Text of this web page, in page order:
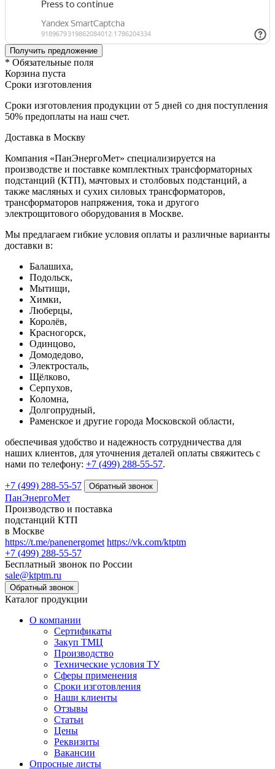
* Обязательные поля
Корзина пуста
Сроки изготовления
Сроки изготовления продукции от 5 дней со дня поступления
50% предоплаты на наш счет.
Доставка в Москву
Компания «ПанЭнергоМет» специализируется на
производстве и поставке комплектных трансформаторных
подстанций (КТП), мачтовых и столбовых подстанций, а
также масляных и сухих силовых трансформаторов,
трансформаторов напряжения, тока и другого
электрощитового оборудования в Москве.
Мы предлагаем гибкие условия оплаты и различные варианты
доставки в:
Балашиха,
Подольск,
Мытищи,
Химки,
Люберцы,
Королёв,
Красногорск,
Одинцово,
Домодедово,
Электросталь,
Щёлково,
Серпухов,
Коломна,
Долгопрудный,
Раменское и другие города Московской области,
обеспечивая удобство и надежность сотрудничества для
наших клиентов, для уточнения деталей оплаты свяжитесь с
нами по телефону: +7 (499) 288-55-57.
+7 (499) 288-55-57
ПанЭнергоМет
Производство и поставка
подстанций КТП
в Москве
https://t.me/panenergomet https://vk.com/ktptm
+7 (499) 288-55-57
Бесплатный звонок по России
sale@ktptm.ru
Каталог продукции
О компании
Сертификаты
Закуп ТМЦ
Производство
Технические условия ТУ
Сферы применения
Сроки изготовления
Наши клиенты
Отзывы
Статьи
Цены
Реквизиты
Вакансии
Опросные листы